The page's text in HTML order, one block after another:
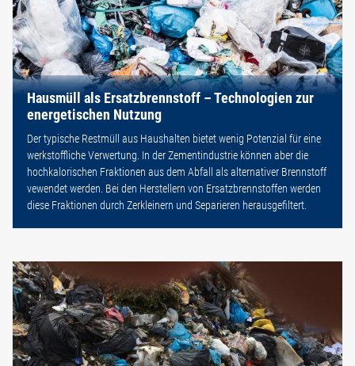
Hausmüll als Ersatzbrennstoff – Technologien zur
energetischen Nutzung
Der typische Restmüll aus Haushalten bietet wenig Potenzial für eine
werkstoffliche Verwertung. In der Zementindustrie können aber die
hochkalorischen Fraktionen aus dem Abfall als alternativer Brennstoff
vewendet werden. Bei den Herstellern von Ersatzbrennstoffen werden
diese Fraktionen durch Zerkleinern und Separieren herausgefiltert.